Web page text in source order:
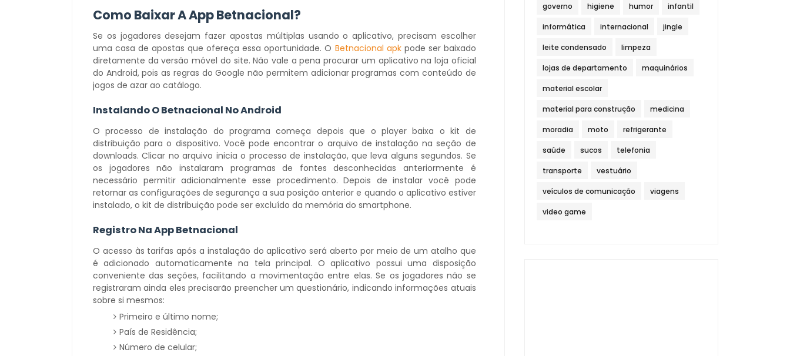
Como Baixar A App Betnacional?
Se os jogadores desejam fazer apostas múltiplas usando o aplicativo, precisam escolher
uma casa de apostas que ofereça essa oportunidade. O Betnacional apkpode ser baixado
diretamente da versão móvel do site. Não vale a pena procurar um aplicativo na loja oficial
do Android, pois as regras do Google não permitem adicionar programas com conteúdo de
jogos de azar ao catálogo.
Instalando O Betnacional No Android
O processo de instalação do programa começa depois que o player baixa o kit de
distribuição para o dispositivo. Você pode encontrar o arquivo de instalação na seção de
downloads. Clicar no arquivo inicia o processo de instalação, que leva alguns segundos. Se
os jogadores não instalaram programas de fontes desconhecidas anteriormente é
necessário permitir adicionalmente esse procedimento. Depois de instalar você pode
retornar as configurações de segurança a sua posição anterior e quando o aplicativo estiver
instalado, o kit de distribuição pode ser excluído da memória do smartphone.
Registro Na App Betnacional
O acesso às tarifas após a instalação do aplicativo será aberto por meio de um atalho que
é adicionado automaticamente na tela principal. O aplicativo possui uma disposição
conveniente das seções, facilitando a movimentação entre elas. Se os jogadores não se
registraram ainda eles precisarão preencher um questionário, indicando informações atuais
sobre si mesmos:
Primeiro e último nome;
País de Residência;
Número de celular;
governo higiene humor infantil
informática internacional jingle
leite condensado limpeza
lojas de departamento maquinários
material escolar
material para construção medicina
moradia moto refrigerante
saúde sucos telefonia
transporte vestuário
veículos de comunicação viagens
video game